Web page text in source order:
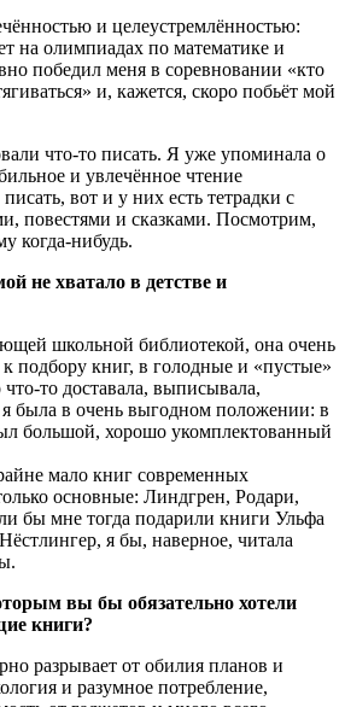
и целеустремлённостью:
на олимпиадах по математике и
победил меня в соревновании «кто
и, кажется, скоро побьёт мой
что-то писать. Я уже упоминала о
и увлечённое чтение
вот и у них есть тетрадки с
повестями и сказками. Посмотрим,
когда-нибудь.
не хватало в детстве и
школьной библиотекой, она очень
подбору книг, в голодные и «пустые»
то доставала, выписывала,
была в очень выгодном положении: в
большой, хорошо укомплектованный
мало книг современных
основные: Линдгрен, Родари,
бы мне тогда подарили книги Ульфа
я бы, наверное, читала
вы бы обязательно хотели
книги?
разрывает от обилия планов и
и разумное потребление,